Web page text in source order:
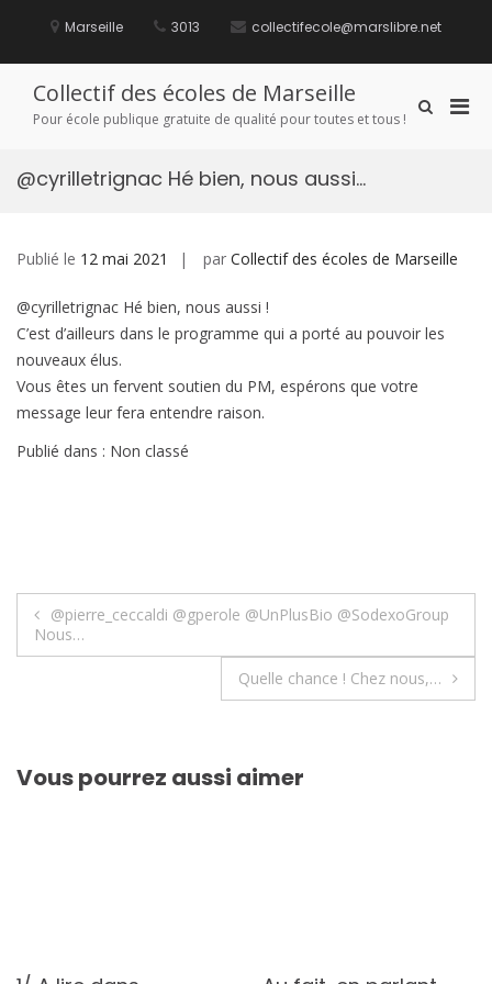
Marseille 3013 collectifecole@marslibre.net
Collectif des écoles de Marseille
Pour école publique gratuite de qualité pour toutes et tous !
Afficher
@cyrilletrignac Hé bien, nous aussi…
Publié le 12 mai 2021 par Collectif des écoles de Marseille
@cyrilletrignac Hé bien, nous aussi !
C’est d’ailleurs dans le programme qui a porté au pouvoir les
nouveaux élus.
Vous êtes un fervent soutien du PM, espérons que votre
message leur fera entendre raison.
Publié dans : Non classé
Navigation
de
@pierre_ceccaldi @gperole @UnPlusBio @SodexoGroup
Nous…
Quelle chance ! Chez nous,…
Vous pourrez aussi aimer